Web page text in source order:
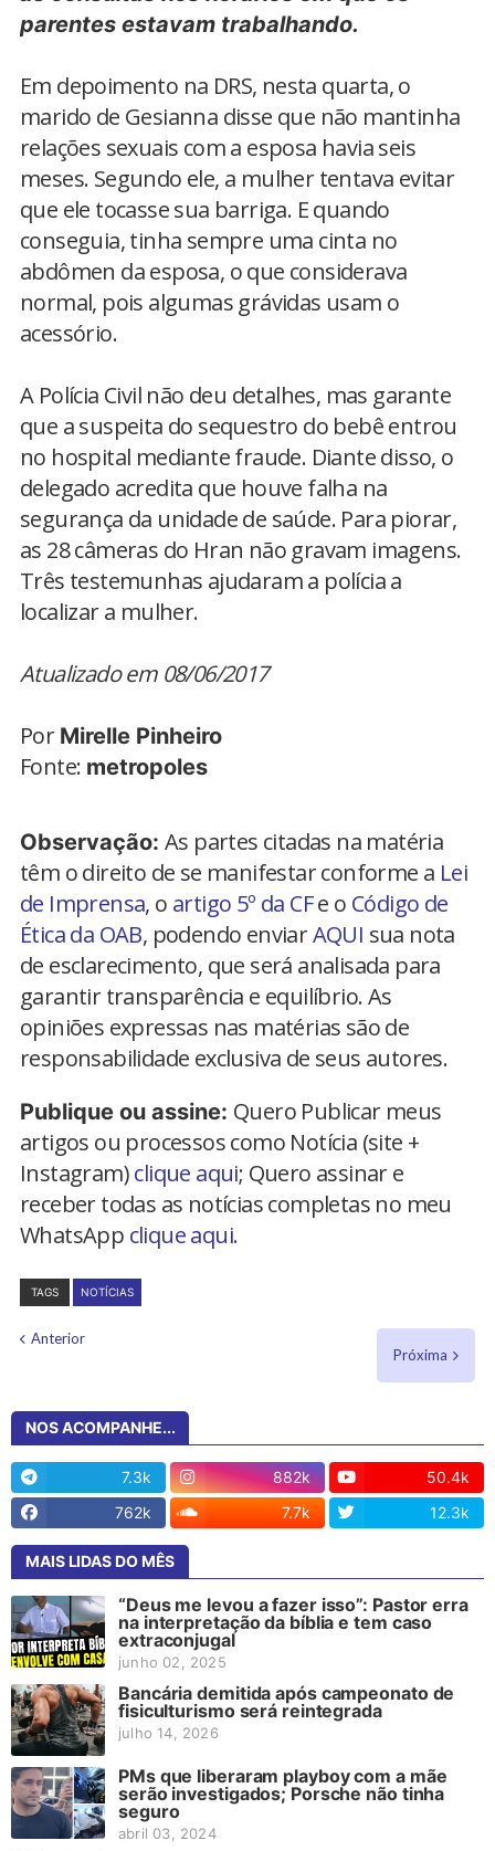
parentes estavam trabalhando.
Em depoimento na DRS, nesta quarta, o
marido de Gesianna disse que não mantinha
relações sexuais com a esposa havia seis
meses. Segundo ele, a mulher tentava evitar
que ele tocasse sua barriga. E quando
conseguia, tinha sempre uma cinta no
abdômen da esposa, o que considerava
normal, pois algumas grávidas usam o
acessório.
A Polícia Civil não deu detalhes, mas garante
que a suspeita do sequestro do bebê entrou
no hospital mediante fraude. Diante disso, o
delegado acredita que houve falha na
segurança da unidade de saúde. Para piorar,
as 28 câmeras do Hran não gravam imagens.
Três testemunhas ajudaram a polícia a
localizar a mulher.
Atualizado em 08/06/2017
Por Mirelle Pinheiro
Fonte: metropoles
Observação: As partes citadas na matéria
têm o direito de se manifestar conforme a Lei
de Imprensa, o artigo 5º da CFe o Código de
Ética da OAB, podendo enviarAQUI sua nota
de esclarecimento, que será analisada para
garantir transparência e equilíbrio. As
opiniões expressas nas matérias são de
responsabilidade exclusiva de seus autores.
Publique ou assine: Quero Publicar meus
artigos ou processos como Notícia (site +
Instagram)clique aqui; Quero assinar e
receber todas as notícias completas no meu
WhatsApp clique aqui.
TAGS NOTÍCIAS
Anterior
Próxima
NOS ACOMPANHE...
7.3k 882k
50.4k
762k
7.7k 12.3k
MAIS LIDAS DO MÊS
“Deus me levou a fazer isso”: Pastor erra
na interpretação da bíblia e tem caso
extraconjugal
junho 02, 2025
Bancária demitida após campeonato de
fisiculturismo será reintegrada
julho 14, 2026
PMs que liberaram playboy com a mãe
serão investigados; Porsche não tinha
seguro
abril 03, 2024